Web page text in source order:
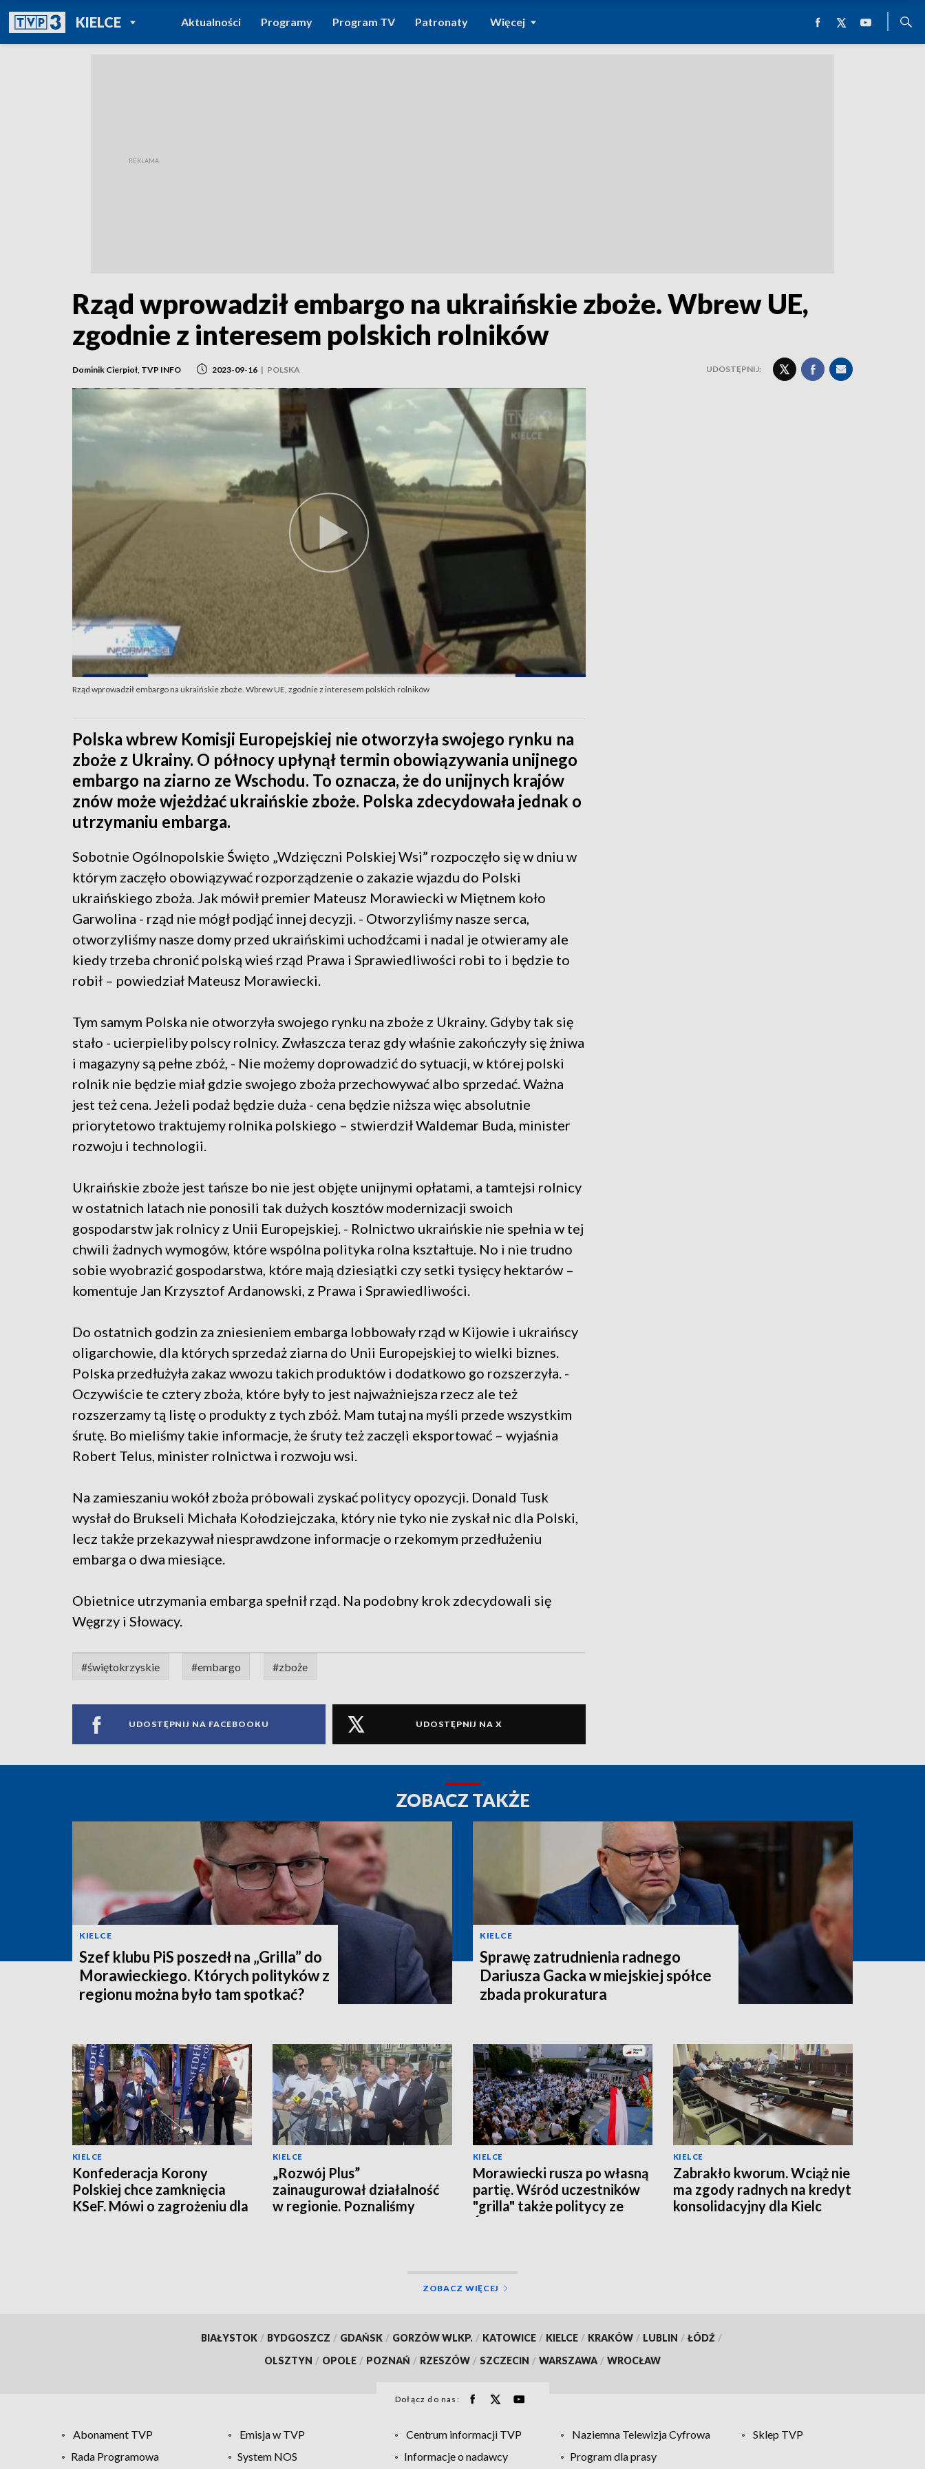
KIELCEPOWRÓT DO
TVP REGIONY
Aktualności Programy Program TV Patronaty Więcej
Rząd wprowadził embargo na ukraińskie zboże. Wbrew UE,
zgodnie z interesem polskich rolników
Dominik Cierpioł, TVP INFO 2023-09-16 | POLSKA UDOSTĘPNIJ:
Rząd wprowadził embargo na ukraińskie zboże. Wbrew UE, zgodnie z interesem polskich rolników
Polska wbrew Komisji Europejskiej nie otworzyła swojego rynku na
zboże z Ukrainy. O północy upłynął termin obowiązywania unijnego
embargo na ziarno ze Wschodu. To oznacza, że do unijnych krajów
znów może wjeżdżać ukraińskie zboże. Polska zdecydowała jednak o
utrzymaniu embarga.
Sobotnie Ogólnopolskie Święto „Wdzięczni Polskiej Wsi” rozpoczęło się w dniu w
którym zaczęło obowiązywać rozporządzenie o zakazie wjazdu do Polski
ukraińskiego zboża. Jak mówił premier Mateusz Morawiecki w Miętnem koło
Garwolina - rząd nie mógł podjąć innej decyzji. - Otworzyliśmy nasze serca,
otworzyliśmy nasze domy przed ukraińskimi uchodźcami i nadal je otwieramy ale
kiedy trzeba chronić polską wieś rząd Prawa i Sprawiedliwości robi to i będzie to
robił – powiedział Mateusz Morawiecki.
Tym samym Polska nie otworzyła swojego rynku na zboże z Ukrainy. Gdyby tak się
stało - ucierpieliby polscy rolnicy. Zwłaszcza teraz gdy właśnie zakończyły się żniwa
i magazyny są pełne zbóż, - Nie możemy doprowadzić do sytuacji, w której polski
rolnik nie będzie miał gdzie swojego zboża przechowywać albo sprzedać. Ważna
jest też cena. Jeżeli podaż będzie duża - cena będzie niższa więc absolutnie
priorytetowo traktujemy rolnika polskiego – stwierdził Waldemar Buda, minister
rozwoju i technologii.
Ukraińskie zboże jest tańsze bo nie jest objęte unijnymi opłatami, a tamtejsi rolnicy
w ostatnich latach nie ponosili tak dużych kosztów modernizacji swoich
gospodarstw jak rolnicy z Unii Europejskiej. - Rolnictwo ukraińskie nie spełnia w tej
chwili żadnych wymogów, które wspólna polityka rolna kształtuje. No i nie trudno
sobie wyobrazić gospodarstwa, które mają dziesiątki czy setki tysięcy hektarów –
komentuje Jan Krzysztof Ardanowski, z Prawa i Sprawiedliwości.
Do ostatnich godzin za zniesieniem embarga lobbowały rząd w Kijowie i ukraińscy
oligarchowie, dla których sprzedaż ziarna do Unii Europejskiej to wielki biznes.
Polska przedłużyła zakaz wwozu takich produktów i dodatkowo go rozszerzyła. -
Oczywiście te cztery zboża, które były to jest najważniejsza rzecz ale też
rozszerzamy tą listę o produkty z tych zbóż. Mam tutaj na myśli przede wszystkim
śrutę. Bo mieliśmy takie informacje, że śruty też zaczęli eksportować – wyjaśnia
Robert Telus, minister rolnictwa i rozwoju wsi.
Na zamieszaniu wokół zboża próbowali zyskać politycy opozycji. Donald Tusk
wysłał do Brukseli Michała Kołodziejczaka, który nie tyko nie zyskał nic dla Polski,
lecz także przekazywał niesprawdzone informacje o rzekomym przedłużeniu
embarga o dwa miesiące.
Obietnice utrzymania embarga spełnił rząd. Na podobny krok zdecydowali się
Węgrzy i Słowacy.
#świętokrzyskie #embargo #zboże
UDOSTĘPNIJ NA FACEBOOKU UDOSTĘPNIJ NA X
ZOBACZ TAKŻE
KIELCE
Szef klubu PiS poszedł na „Grilla” do
Morawieckiego. Których polityków z
regionu można było tam spotkać?
KIELCE
Sprawę zatrudnienia radnego
Dariusza Gacka w miejskiej spółce
zbada prokuratura
KIELCE
Konfederacja Korony
Polskiej chce zamknięcia
KSeF. Mówi o zagrożeniu dla
KIELCE
„Rozwój Plus”
zainaugurował działalność
w regionie. Poznaliśmy
KIELCE
Morawiecki rusza po własną
partię. Wśród uczestników
"grilla" także politycy ze
Świętokrzyskiego
KIELCE
Zabrakło kworum. Wciąż nie
ma zgody radnych na kredyt
konsolidacyjny dla Kielc
ZOBACZ WIĘCEJ
BIAŁYSTOK / BYDGOSZCZ / GDAŃSK / GORZÓW WLKP. / KATOWICE / KIELCE / KRAKÓW / LUBLIN / ŁÓDŹ /
OLSZTYN / OPOLE / POZNAŃ / RZESZÓW / SZCZECIN / WARSZAWA / WROCŁAW
Dołącz do nas:
Abonament TVP Emisja w TVP Centrum informacji TVP Naziemna Telewizja Cyfrowa
Sklep TVP
Rada Programowa
System NOS Informacje o nadawcy Program dla prasy